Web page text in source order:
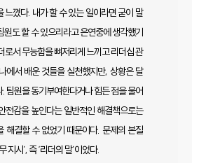
느꼈다. 내가 할 수 있는 일이라면 굳이 말
원도 할 수 있으리라고 은연중에 생각했기
로서 무능함을 뼈저리게 느끼고 리더십 관
에서 배운 것들을 실천했지만, 상황은 달
팀원을 동기부여한다거나 힘든 점을 물어
전감을 높인다는 일반적인 해결책으로는
해결할 수 없었기 때문이다. 문제의 본질
지시’, 즉 ‘리더의 말’이었다.